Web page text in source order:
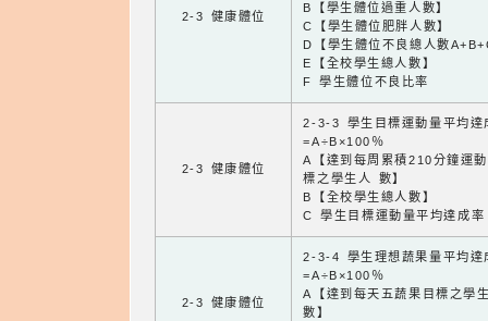
2-3 健康體位
B【學生體位過重人數】
C【學生體位肥胖人數】
D【學生體位不良總人數
E【全校學生總人數】
F 學生體位不良比率
2-3 健康體位
2-3-3 學生目標運動量平均達
=A÷B×100％
A【達到每周累積210分鐘運
標之學生人 數】
B【全校學生總人數】
C 學生目標運動量平均達成率
2-3 健康體位
2-3-4 學生理想蔬果量平均達
=A÷B×100％
A【達到每天五蔬果目標之學
數】